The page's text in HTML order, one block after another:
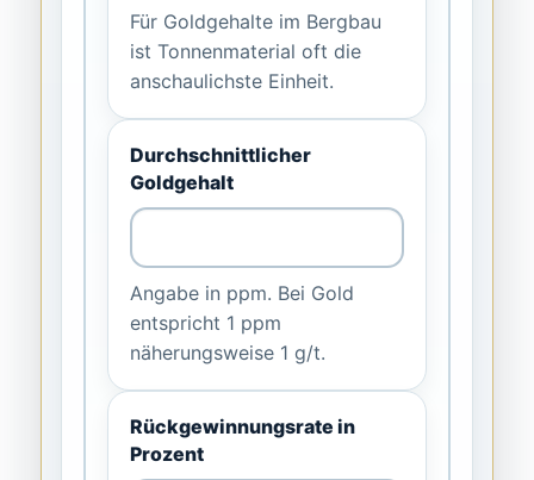
Für Goldgehalte im Bergbau
ist Tonnenmaterial oft die
anschaulichste Einheit.
Durchschnittlicher
Goldgehalt
Angabe in ppm. Bei Gold
entspricht 1 ppm
näherungsweise 1 g/t.
Rückgewinnungsrate in
Prozent